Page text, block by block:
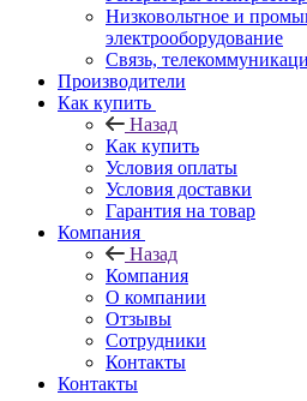
Низковольтное и
электрооборудование
Связь,
Производители
Как купить
Назад
Как купить
Условия оплаты
Условия доставки
Гарантия на товар
Компания
Назад
Компания
О компании
Отзывы
Сотрудники
Контакты
Контакты